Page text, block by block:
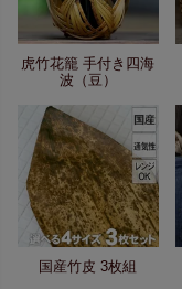
虎竹花籠 手付き四海
波（豆）
国産竹皮 3枚組